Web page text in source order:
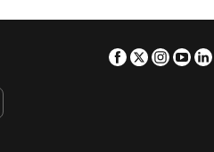
Facebook
Twitter